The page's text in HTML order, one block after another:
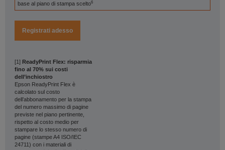
base al piano di stampa scelto6
Registrati adesso
[1] ReadyPrint Flex: risparmia
fino al 70% sui costi
dell’inchiostro
Epson ReadyPrint Flex è
calcolato sul costo
dell’abbonamento per la stampa
del numero massimo di pagine
previste nel piano pertinente,
rispetto al costo medio per
stampare lo stesso numero di
pagine (stampe A4 ISO/IEC
24711) con i materiali di